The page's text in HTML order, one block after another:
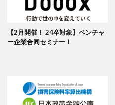
【2月開催！ 24卒対象】ベンチャ
ー企業合同セミナー！